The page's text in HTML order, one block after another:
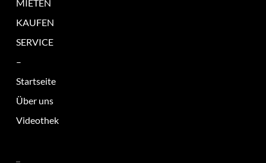
MIETEN
KAUFEN
SERVICE
–
Startseite
Über uns
Videothek